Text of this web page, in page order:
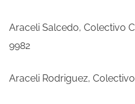
Araceli Salcedo, Colectivo
9982
Araceli Rodriguez,